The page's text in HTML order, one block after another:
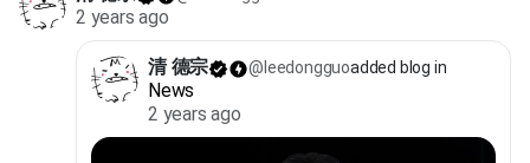
Brentford to move clear in second place and only two
points behind league-leaders Liverpool. And to finish the
day there was another Premier League managerial sacking
with Russell Martin relieved of his duties at Southampton
after their 5-0 thumping defeat to Tottenham. talkSPORT
understands Sheffield Wednesday boss and former Saints
2 years ago
清 德宗 @leedongguoadded blog in
News
2 years ago